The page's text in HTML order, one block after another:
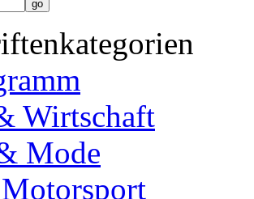
Wirtschaft
Mode